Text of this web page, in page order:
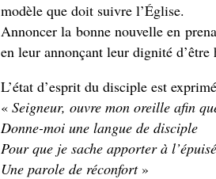
modèle que doit suivre l’Église.
Annoncer la bonne nouvelle en
en leur annonçant leur dignité
L’état d’esprit du disciple est
« Seigneur, ouvre mon oreille afin
Donne-moi une langue de disciple
Pour que je sache apporter à l’épuisé
Une parole de réconfort»